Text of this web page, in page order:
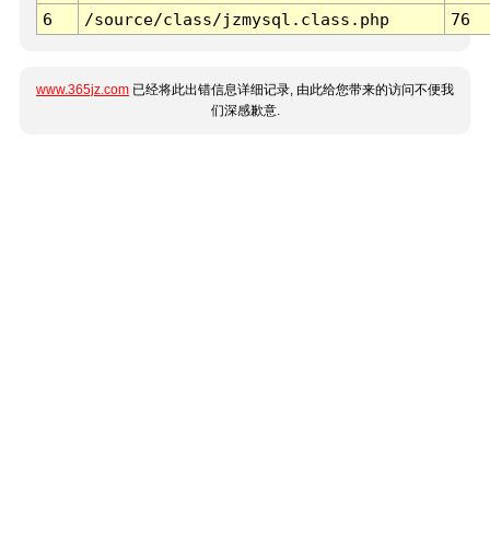
6
/source/class/jzmysql.class.php 76
www.365jz.com 已经将此出错信息详细记录, 由此给您带来的访问不便我
们深感歉意.